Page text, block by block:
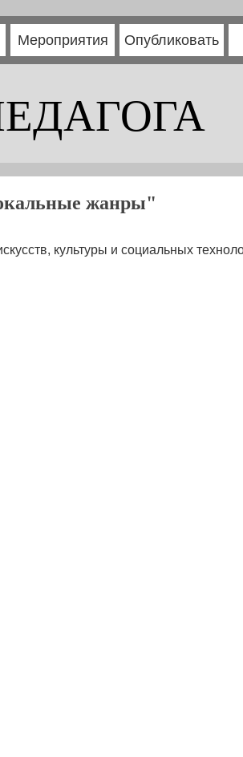
Мероприятия Опубликовать
жанры"
культуры и социальных